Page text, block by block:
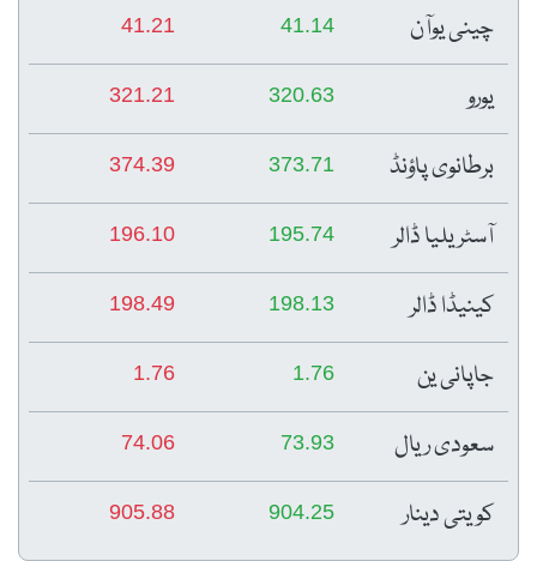
چینی یوآن
41.14
41.21
یورو 320.63
321.21
برطانوی پاؤنڈ 373.71
374.39
آسٹریلیا ڈالر 195.74
196.10
کینیڈا ڈالر 198.13
198.49
جاپانی ین 1.76
1.76
سعودی ریال 73.93
74.06
کویتی دینار 904.25
905.88